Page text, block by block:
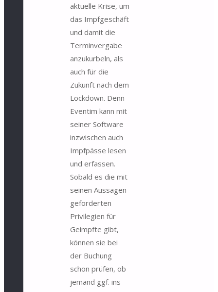
aktuelle Krise, um
das Impfgeschäft
und damit die
Terminvergabe
anzukurbeln, als
auch für die
Zukunft nach dem
Lockdown. Denn
Eventim kann mit
seiner Software
inzwischen auch
Impfpässe lesen
und erfassen.
Sobald es die mit
seinen Aussagen
geforderten
Privilegien für
Geimpfte gibt,
können sie bei
der Buchung
schon prüfen, ob
jemand ggf. ins